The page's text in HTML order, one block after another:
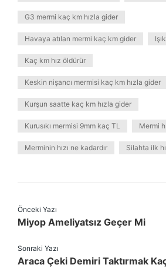
G3 mermi kaç km hızla gider
Havaya atılan mermi kaç km gider
Kaç km hız öldürür
Keskin nişancı mermisi kaç km hızla gider
Kurşun saatte kaç km hızla gider
Kurusıkı mermisi 9mm kaç TL Mermi
Merminin hızı ne kadardır Silahta ilk
Önceki Yazı
Miyop Ameliyatsız Geçer Mi
Sonraki Yazı
Araca Çeki Demiri Taktırmak